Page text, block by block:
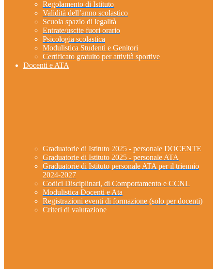
Regolamento di Istituto
Validità dell’anno scolastico
Scuola spazio di legalità
Entrate/uscite fuori orario
Psicologia scolastica
Modulistica Studenti e Genitori
Certificato gratuito per attività sportive
Docenti e ATA
Graduatorie di Istituto 2025 - personale DOCENTE
Graduatorie di Istituto 2025 - personale ATA
Graduatorie di Istituto personale ATA per il triennio
2024-2027
Codici Disciplinari, di Comportamento e CCNL
Modulistica Docenti e Ata
Registrazioni eventi di formazione (solo per docenti)
Criteri di valutazione